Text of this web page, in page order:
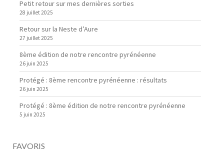
Petit retour sur mes dernières sorties
28 juillet 2025
Retour sur la Neste d’Aure
27 juillet 2025
8ème édition de notre rencontre pyrénéenne
26 juin 2025
Protégé : 8ème rencontre pyrénéenne : résultats
26 juin 2025
Protégé : 8ème édition de notre rencontre pyrénéenne
5 juin 2025
FAVORIS